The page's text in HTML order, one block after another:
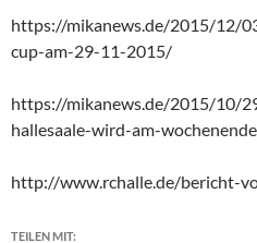
https://mikanews.de/2015/12/
cup-am-29-11-2015/
https://mikanews.de/2015/10/
hallesaale-wird-am-
http://www.rchalle.de/bericht-
TEILEN MIT: